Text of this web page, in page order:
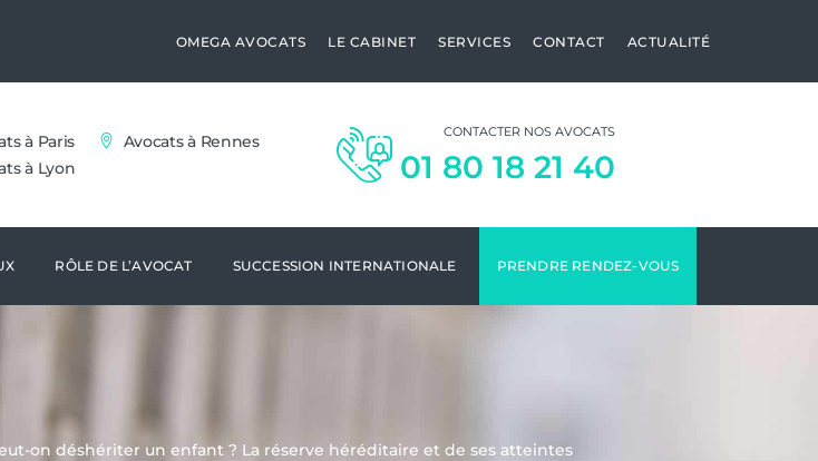
OMEGA AVOCATS LE CABINET SERVICES CONTACT ACTUALITÉ
à Paris
à Lyon
Avocats à Rennes
CONTACTER NOS AVOCATS
01 80 18 21 40
RÔLE DE L’AVOCAT SUCCESSION INTERNATIONALE PRENDRE RENDEZ-VOUS
on déshériter un enfant ? La réserve héréditaire et de ses atteintes